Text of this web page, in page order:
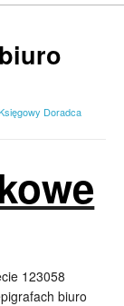
Doradca
123058
biuro